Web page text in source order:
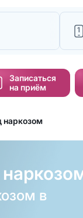
1
Записаться
на приём
наркозом
в